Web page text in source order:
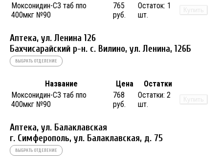
Моксонидин-СЗ таб ппо
400мкг №90
765
руб.
Остаток: 1
шт.
Купить
Аптека, ул. Ленина 126
Бахчисарайский р-н. с. Вилино, ул. Ленина, 126Б
ВЫБРАТЬ ОТДЕЛЕНИЕ
Название Цена
Остатки
Моксонидин-СЗ таб ппо
400мкг №90
768
руб.
Остатки: 2
шт.
Купить
Аптека, ул. Балаклавская
г. Симферополь, ул. Балаклавская, д. 75
ВЫБРАТЬ ОТДЕЛЕНИЕ